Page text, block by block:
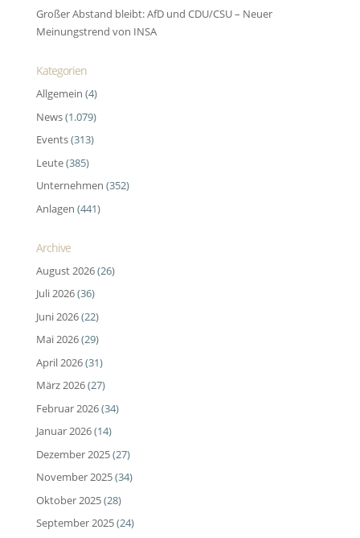
Großer Abstand bleibt: AfD und CDU/CSU – Neuer
Meinungstrend von INSA
Kategorien
Allgemein (4)
News(1.079)
Events(313)
Leute(385)
Unternehmen (352)
Anlagen (441)
Archive
August 2026(26)
Juli 2026(36)
Juni 2026(22)
Mai 2026(29)
April 2026(31)
März 2026(27)
Februar 2026(34)
Januar 2026(14)
Dezember 2025(27)
November 2025(34)
Oktober 2025(28)
September 2025(24)